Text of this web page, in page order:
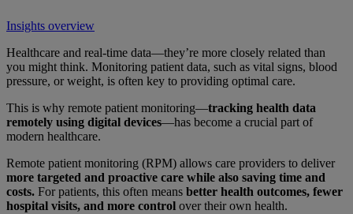
Insights overview
Healthcare and real-time data—they’re more closely related than
you might think. Monitoring patient data, such as vital signs, blood
pressure, or weight, is often key to providing optimal care.
This is why remote patient monitoring—tracking health data
remotely using digital devices—has become a crucial part of
modern healthcare.
Remote patient monitoring (RPM) allows care providers to deliver
more targeted and proactive care while also saving time and
costs. For patients, this often means better health outcomes, fewer
hospital visits, and more control over their own health.